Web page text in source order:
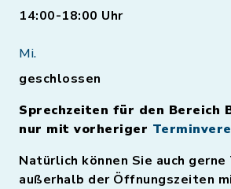
14:00-18:00 Uhr
Mi.
geschlossen
Sprechzeiten für den Bereich
nur mit vorheriger
Natürlich können Sie auch gerne
außerhalb der Öffnungszeiten